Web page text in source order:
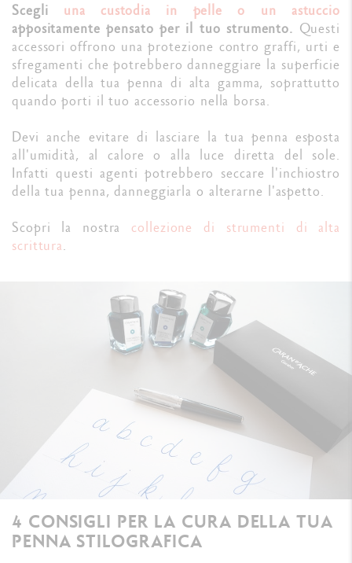
Scegli una custodia in pelle o un astuccio
appositamente pensato per il tuo strumento. Questi
accessori offrono una protezione contro graffi, urti e
sfregamenti che potrebbero danneggiare la superficie
delicata della tua penna di alta gamma, soprattutto
quando porti il tuo accessorio nella borsa.
Devi anche evitare di lasciare la tua penna esposta
all'umidità, al calore o alla luce diretta del sole.
Infatti questi agenti potrebbero seccare l'inchiostro
della tua penna, danneggiarla o alterarne l'aspetto.
Scopri la nostra collezione di strumenti di alta
scrittura.
4 CONSIGLI PER LA CURA DELLA TUA
PENNA STILOGRAFICA